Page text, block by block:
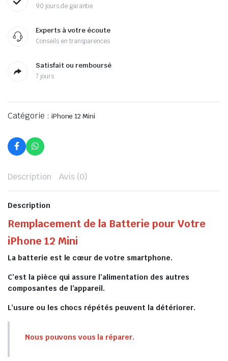
90 jours de garantie
Experts à votre écoute
Conseils en transparences
Satisfait ou remboursé
7 jours
Catégorie : iPhone 12 Mini
Description Avis (0)
Description
Remplacement de la Batterie pour Votre
iPhone 12 Mini
La batterie est le cœur de votre smartphone.
C’est la pièce qui assure l’alimentation des autres
composantes de l’appareil.
L’usure ou les chocs répétés peuvent la détériorer.
Nous pouvons vous la réparer.